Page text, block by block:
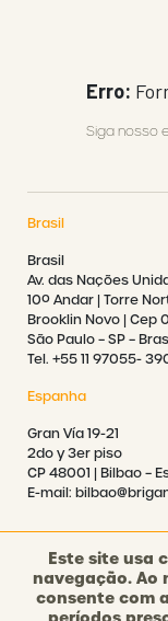
Erro:
Siga nosso
Brasil
Brasil
Av. das Nações
10º Andar | Torre
Brooklin Novo | Cep
São Paulo – SP –
Tel. +55 11 97055-
Espanha
Gran Vía 19-21
2do y 3er piso
CP 48001 | Bilbao –
E-mail:
©2021
Este site usa
navegação. Ao
consente com